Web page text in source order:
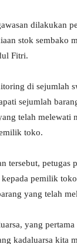
dilakukan
stok sembako
Fitri.
di sejumlah
sejumlah
telah melewati
toko.
tersebut, petugas
pemilik
yang telah
yang
kadaluarsa kita